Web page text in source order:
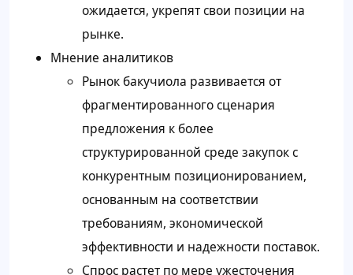
ожидается, укрепят свои позиции на
рынке.
Мнение аналитиков
Рынок бакучиола развивается от
фрагментированного сценария
предложения к более
структурированной среде закупок с
конкурентным позиционированием,
основанным на соответствии
требованиям, экономической
эффективности и надежности поставок.
Спрос растет по мере ужесточения